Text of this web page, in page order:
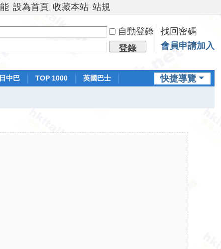
設為首頁 收藏本站 站規
自動登錄
找回密碼
登錄 會員申請加入
快捷導覽
中巴 TOP 1000
英國巴士